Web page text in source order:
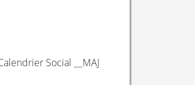
Social __MAJ